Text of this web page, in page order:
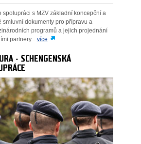
spolupráci s MZV základní koncepční a
smluvní dokumenty pro přípravu a
programů a jejich projednání
partnery... více
- SCHENGENSKÁ